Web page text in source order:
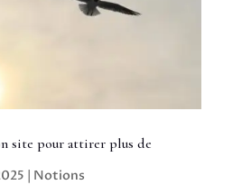
site pour attirer plus de
| Notions